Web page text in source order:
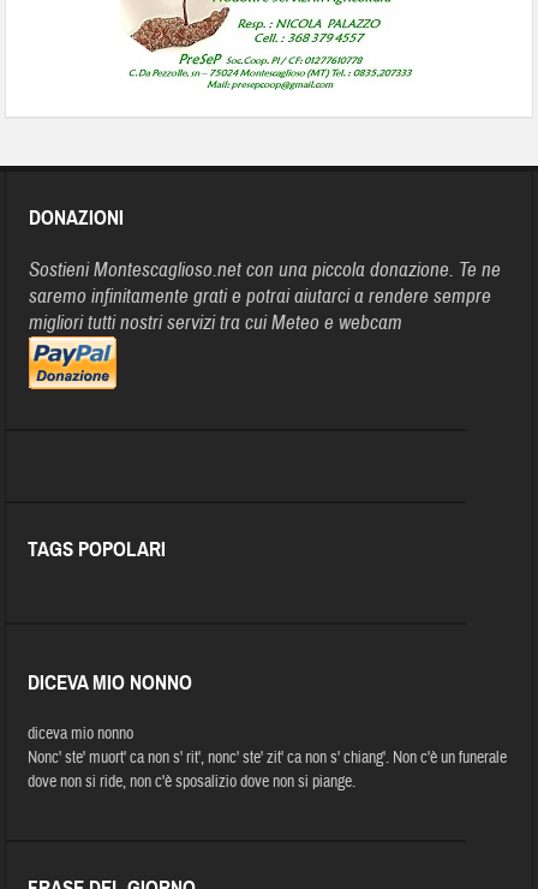
DONAZIONI
Sostieni Montescaglioso.net con una piccola donazione. Te ne
saremo infinitamente grati e potrai aiutarci a rendere sempre
migliori tutti nostri servizi tra cui Meteo e webcam
TAGS POPOLARI
DICEVA MIO NONNO
diceva mio nonno
Nonc' ste' muort' ca non s' rit', nonc' ste' zit' ca non s' chiang'. Non c'è un funerale
dove non si ride, non c'è sposalizio dove non si piange.